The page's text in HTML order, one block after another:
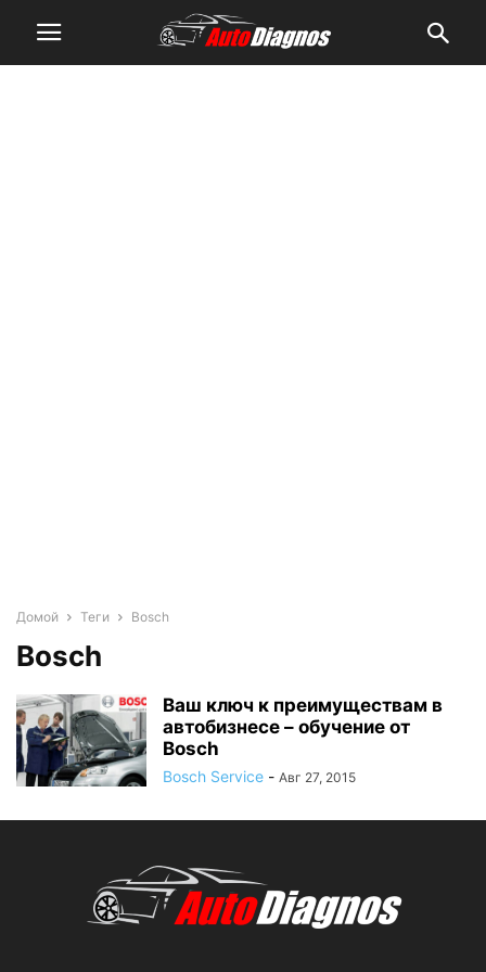
Домой Теги Bosch
Bosch
Ваш ключ к преимуществам в
автобизнесе – обучение от
Bosch
Bosch Service - Авг 27, 2015